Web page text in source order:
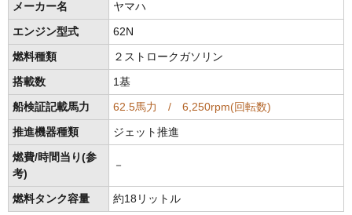
メーカー名 ヤマハ
エンジン型式 62N
燃料種類 ２ストロークガソリン
搭載数 1基
船検証記載馬力 62.5馬力 / 6,250rpm(回転数)
推進機器種類 ジェット推進
燃費/時間当り(参
考)
－
燃料タンク容量 約18リットル